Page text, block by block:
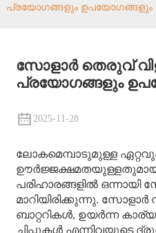
പ്രയോഗങ്ങളും ഉപയോഗങ്ങളും
സോളാർ തെരുവ്
പ്രയോഗങ്ങളും
2025-11-28
ലോകമെമ്പാടുമുള്ള
ഊർജ്ജക്ഷമതയുള്ളതുമായ
പരിഹാരങ്ങളിൽ
മാറിയിരിക്കുന്നു. സോളാർ
ബാറ്ററികൾ, ഉയർന്ന
ചിപ്പുകൾ എന്നിവയുടെ